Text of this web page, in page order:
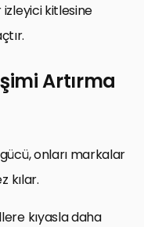
kitlesine
Artırma
onları markalar
kılar.
kıyasla daha